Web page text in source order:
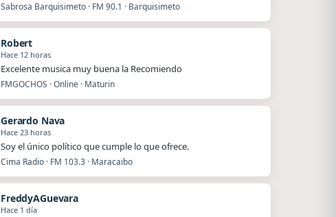
Sabrosa Barquisimeto · FM 90.1 · Barquisimeto
Robert
Hace 12 horas
Excelente musica muy buena la Recomiendo
FMGOCHOS · Online · Maturin
Gerardo Nava
Hace 23 horas
Soy el único político que cumple lo que ofrece.
Cima Radio · FM 103.3 · Maracaibo
FreddyAGuevara
Hace 1 día